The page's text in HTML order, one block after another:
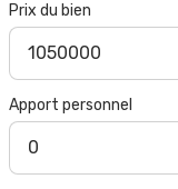
Prix du bien
Apport personnel